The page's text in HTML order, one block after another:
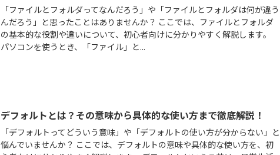
「ファイルとフォルダってなんだろう」や「ファイルとフォルダは何が違う
んだろう」と思ったことはありませんか？ ここでは、ファイルとフォルダ
の基本的な役割や違いについて、初心者向けに分かりやすく解説します。
パソコンを使うとき、「ファイル」と...
デフォルトとは？その意味から具体的な使い方まで徹底解説！
「デフォルトってどういう意味」や「デフォルトの使い方が分からない」と
悩んでいませんか？ ここでは、デフォルトの意味や具体的な使い方を、初